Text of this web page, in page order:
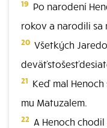
19 Po narodení
rokov a narodili sa
20 Všetkých
21 Keď mal
mu Matuzalem.
22 A Henoch